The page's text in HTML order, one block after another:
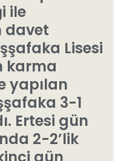
ile
davet
Lisesi
karma
yapılan
3-1
Ertesi gün
2-2’lik
gün